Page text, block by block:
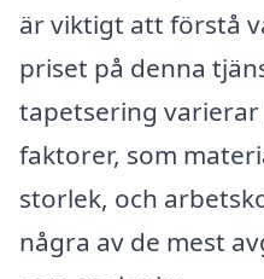
är viktigt att förstå
priset på denna
tapetsering
faktorer, som
storlek, och
några av de mest